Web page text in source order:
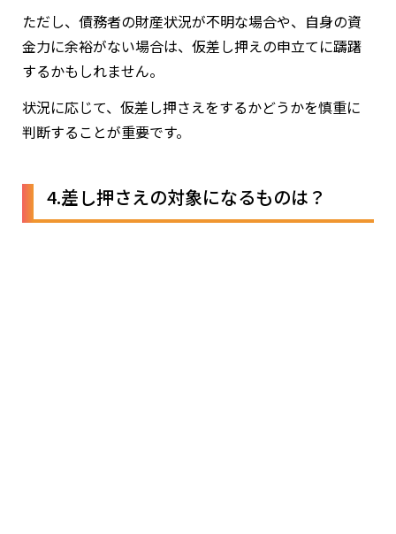
ただし、債務者の財産状況が不明な場合や、自身の資
金力に余裕がない場合は、仮差し押えの申立てに躊躇
するかもしれません。
状況に応じて、仮差し押さえをするかどうかを慎重に
判断することが重要です。
4.差し押さえの対象になるものは？